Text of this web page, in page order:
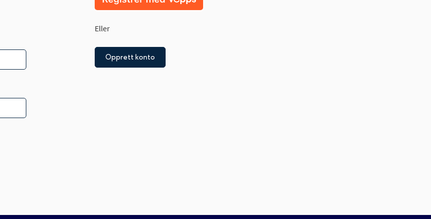
Eller
Opprett konto